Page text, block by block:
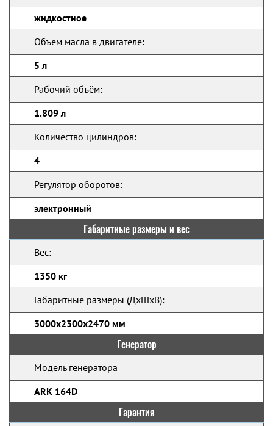
жидкостное
Объем масла в двигателе:
5 л
Рабочий объём:
1.809 л
Количество цилиндров:
4
Регулятор оборотов:
электронный
Габаритные размеры и вес
Вес:
1350 кг
Габаритные размеры (ДхШхВ):
3000х2300х2470 мм
Генератор
Модель генератора
ARK 164D
Гарантия